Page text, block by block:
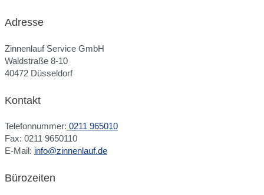
Adresse
Zinnenlauf Service GmbH
Waldstraße 8-10
40472 Düsseldorf
Kontakt
Telefonnummer: 0211 965010
Fax: 0211 9650110
E-Mail: info@zinnenlauf.de
Bürozeiten